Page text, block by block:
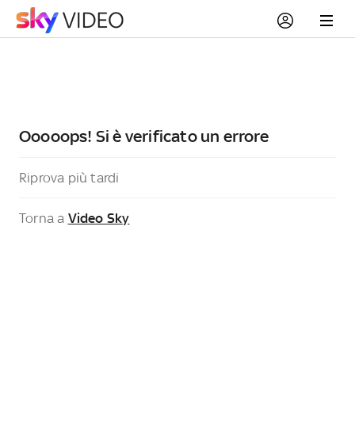
Ooooops! Si è verificato un errore
Riprova più tardi
Torna a Video Sky